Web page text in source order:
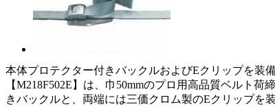
本体プロテクター付きバックルおよびEクリップを装
【M218F502E】は、巾50mmのプロ用高品質ベルト
きバックルと、両端には三価クロム製のEクリップを